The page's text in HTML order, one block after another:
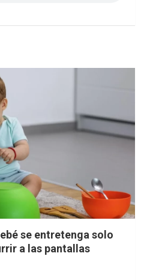
se entretenga solo
a las pantallas